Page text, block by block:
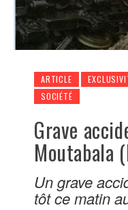
ARTICLE
SOCIÉTÉ
Grave
Moutabala
Un grave
tôt ce matin